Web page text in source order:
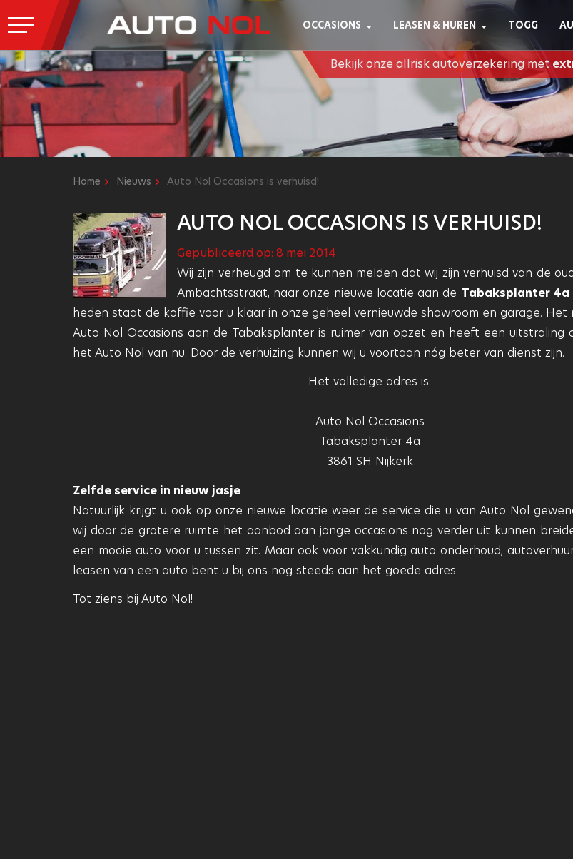
OCCASIONS LEASEN & HUREN TOGG
Bekijk onze allrisk autoverzekering met
Home Nieuws Auto Nol Occasions is verhuisd!
AUTO NOL OCCASIONS IS VERHUISD!
Gepubliceerd op: 8 mei 2014
Wij zijn verheugd om te kunnen melden dat wij zijn verhuisd van de
Ambachtsstraat, naar onze nieuwe locatie aan de Tabaksplanter 4a
heden staat de koffie voor u klaar in onze geheel vernieuwde showroom en garage. Het
Auto Nol Occasions aan de Tabaksplanter is ruimer van opzet en heeft een uitstraling
het Auto Nol van nu. Door de verhuizing kunnen wij u voortaan nóg beter van dienst zijn.
Het volledige adres is:
Auto Nol Occasions
Tabaksplanter 4a
3861 SH Nijkerk
Zelfde service in nieuw jasje
Natuurlijk krijgt u ook op onze nieuwe locatie weer de service die u van Auto Nol
wij door de grotere ruimte het aanbod aan jonge occasions nog verder uit kunnen
een mooie auto voor u tussen zit. Maar ook voor vakkundig auto onderhoud,
leasen van een auto bent u bij ons nog steeds aan het goede adres.
Tot ziens bij Auto Nol!